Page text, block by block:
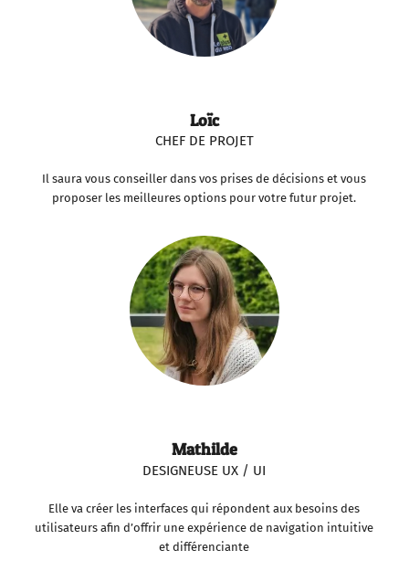
Loïc
CHEF DE PROJET
Il saura vous conseiller dans vos prises de décisions et vous
proposer les meilleures options pour votre futur projet.
Mathilde
DESIGNEUSE UX / UI
Elle va créer les interfaces qui répondent aux besoins des
utilisateurs afin d’offrir une expérience de navigation intuitive
et différenciante